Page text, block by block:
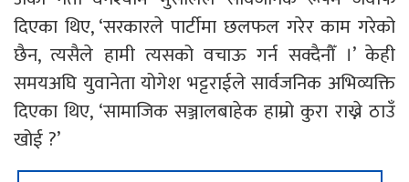
दिएका थिए, ‘सरकारले पार्टीमा छलफल गरेर काम गरेको
छैन, त्यसैले हामी त्यसको वचाऊ गर्न सक्दैनौँ ।’ केही
समयअघि युवानेता योगेश भट्टराईले सार्वजनिक अभिव्यक्ति
दिएका थिए, ‘सामाजिक सञ्जालबाहेक हाम्रो कुरा राख्ने ठाउँ
खोई ?’